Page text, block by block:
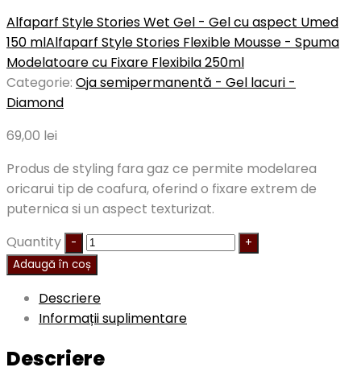
Alfaparf Style Stories Wet Gel - Gel cu aspect Umed
150 mlAlfaparf Style Stories Flexible Mousse - Spuma
Modelatoare cu Fixare Flexibila 250ml
Categorie: Oja semipermanentă - Gel lacuri -
Diamond
69,00 lei
Produs de styling fara gaz ce permite modelarea
oricarui tip de coafura, oferind o fixare extrem de
puternica si un aspect texturizat.
Quantity
Adaugă în coș
Descriere
Informații suplimentare
Descriere